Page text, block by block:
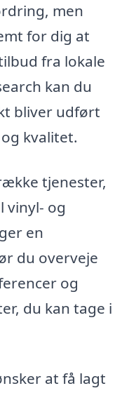
men
for dig at
fra lokale
kan du
bliver udført
kvalitet.
tjenester,
og
en
du overveje
og
du kan tage i
at få lagt